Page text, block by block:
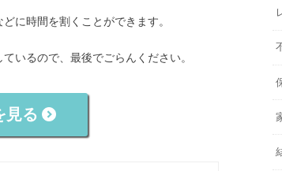
に時間を割くことができます。
ているので、最後でごらんください。
見る